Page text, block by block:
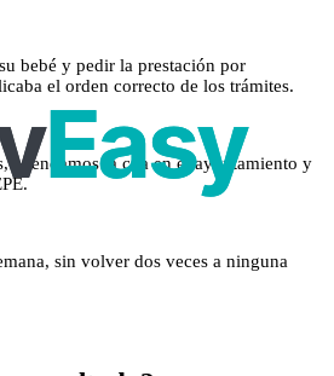
bebé y pedir la prestación por
el orden correcto de los trámites.
agendamos la cita en el ayuntamiento y
sin volver dos veces a ninguna